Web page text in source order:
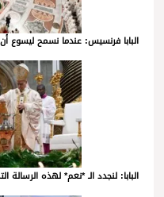
البابا فرنسيس: عندما نسمح ليسوع
البابا: لنجدد الـ *نعم* لهذه